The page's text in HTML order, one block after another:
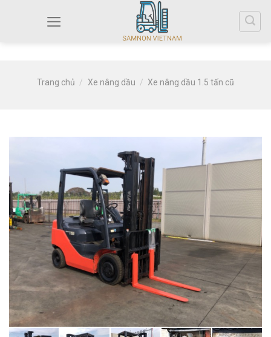
Trang chủ / Xe nâng dầu / Xe nâng dầu 1.5 tấn cũ